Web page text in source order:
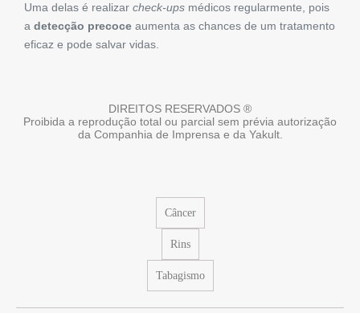
Uma delas é realizar check-ups médicos regularmente, pois
a detecção precoce aumenta as chances de um tratamento
eficaz e pode salvar vidas.
DIREITOS RESERVADOS ®
Proibida a reprodução total ou parcial sem prévia autorização
da Companhia de Imprensa e da Yakult.
Câncer
Rins
Tabagismo